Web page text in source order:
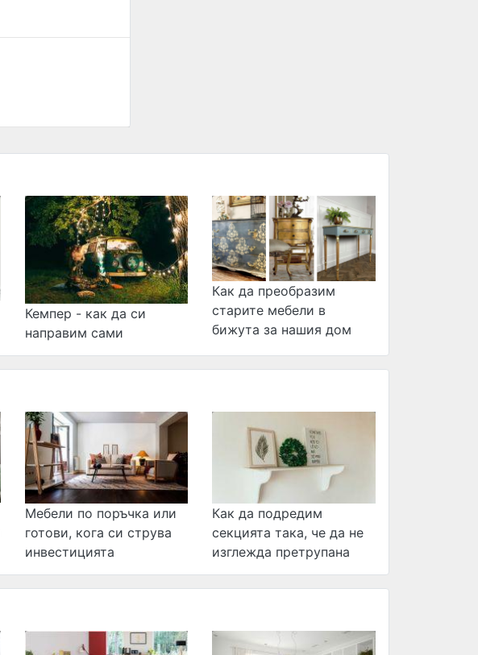
Кемпер - как да си
направим сами
Как да преобразим
старите мебели в
бижута за нашия дом
Мебели по поръчка или
готови, кога си струва
инвестицията
Как да подредим
секцията така, че да не
изглежда претрупана